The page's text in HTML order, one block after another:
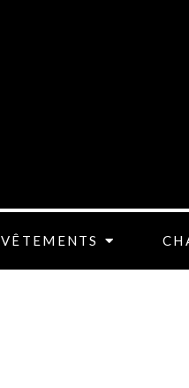
VÊTEMENTS